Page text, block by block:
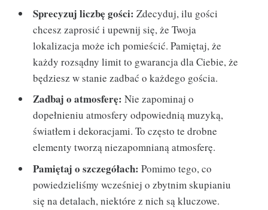
Sprecyzuj liczbę gości: Zdecyduj, ilu gości
chcesz zaprosić i upewnij się, że Twoja
lokalizacja może ich pomieścić. Pamiętaj, że
każdy rozsądny limit to gwarancja dla Ciebie, że
będziesz w stanie zadbać o każdego gościa.
Zadbaj o atmosferę: Nie zapominaj o
dopełnieniu atmosfery odpowiednią muzyką,
światłem i dekoracjami. To często te drobne
elementy tworzą niezapomnianą atmosferę.
Pamiętaj o szczegółach: Pomimo tego, co
powiedzieliśmy wcześniej o zbytnim skupianiu
się na detalach, niektóre z nich są kluczowe.